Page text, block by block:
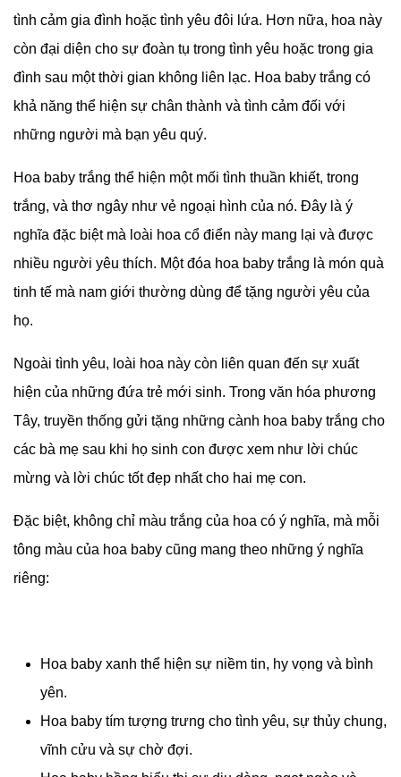
tình cảm gia đình hoặc tình yêu đôi lứa. Hơn nữa, hoa này
còn đại diện cho sự đoàn tụ trong tình yêu hoặc trong gia
đình sau một thời gian không liên lạc. Hoa baby trắng có
khả năng thể hiện sự chân thành và tình cảm đối với
những người mà bạn yêu quý.
Hoa baby trắng thể hiện một mối tình thuần khiết, trong
trắng, và thơ ngây như vẻ ngoại hình của nó. Đây là ý
nghĩa đặc biệt mà loài hoa cổ điển này mang lại và được
nhiều người yêu thích. Một đóa hoa baby trắng là món quà
tinh tế mà nam giới thường dùng để tặng người yêu của
họ.
Ngoài tình yêu, loài hoa này còn liên quan đến sự xuất
hiện của những đứa trẻ mới sinh. Trong văn hóa phương
Tây, truyền thống gửi tặng những cành hoa baby trắng cho
các bà mẹ sau khi họ sinh con được xem như lời chúc
mừng và lời chúc tốt đẹp nhất cho hai mẹ con.
Đặc biệt, không chỉ màu trắng của hoa có ý nghĩa, mà mỗi
tông màu của hoa baby cũng mang theo những ý nghĩa
riêng:
Hoa baby xanh thể hiện sự niềm tin, hy vọng và bình
yên.
Hoa baby tím tượng trưng cho tình yêu, sự thủy chung,
vĩnh cửu và sự chờ đợi.